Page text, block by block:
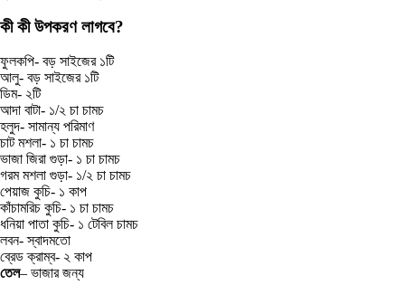
কী কী উপকরণ লাগবে?
ফুলকপি- বড় সাইজের ১টি
আলু- বড় সাইজের ১টি
ডিম- ২টি
আদা বাটা- ১/২ চা চামচ
হলুদ- সামান্য পরিমাণ
চাট মশলা- ১ চা চামচ
ভাজা জিরা গুড়া- ১ চা চামচ
গরম মশলা গুড়া- ১/২ চা চামচ
পেয়াজ কুচি- ১ কাপ
কাঁচামরিচ কুচি- ১ চা চামচ
ধনিয়া পাতা কুচি- ১ টেবিল চামচ
লবন- স্বাদমতো
ব্রেড ক্রাম্ব- ২ কাপ
তেল– ভাজার জন্য